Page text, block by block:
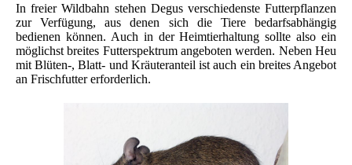
In freier Wildbahn stehen Degus verschiedenste Futterpflanzen
zur Verfügung, aus denen sich die Tiere bedarfsabhängig
bedienen können. Auch in der Heimtierhaltung sollte also ein
möglichst breites Futterspektrum angeboten werden. Neben Heu
mit Blüten-, Blatt- und Kräuteranteil ist auch ein breites Angebot
an Frischfutter erforderlich.